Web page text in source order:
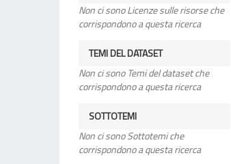
Non ci sono Licenze sulle risorse che
corrispondono a questa ricerca
TEMI DEL DATASET
Non ci sono Temi del dataset che
corrispondono a questa ricerca
SOTTOTEMI
Non ci sono Sottotemi che
corrispondono a questa ricerca